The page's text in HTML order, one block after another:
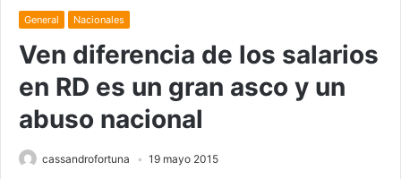
General Nacionales
Ven diferencia de los salarios
en RD es un gran asco y un
abuso nacional
cassandrofortuna 19 mayo 2015